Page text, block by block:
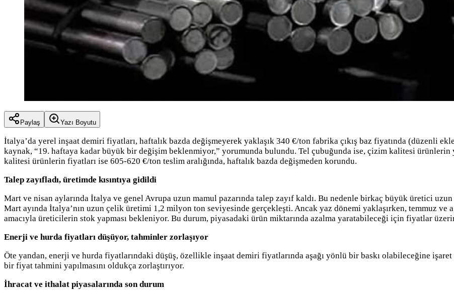
Paylaş Yazı Boyutu
İtalya’da yerel inşaat demiri fiyatları, haftalık bazda değişmeyerek yaklaşık 340 €/ton fabrika çıkış baz fiyatında (düzenli
kaynak, “19. haftaya kadar büyük bir değişim beklenmiyor,” yorumunda bulundu. Tel çubuğunda ise, çizim kalitesi ürünlerin
kalitesi ürünlerin fiyatları ise 605-620 €/ton teslim aralığında, haftalık bazda değişmeden korundu.
Talep zayıfladı, üretimde kısıntıya gidildi
Mart ve nisan aylarında İtalya ve genel Avrupa uzun mamul pazarında talep zayıf kaldı. Bu nedenle birkaç büyük üretici
Mart ayında İtalya’nın uzun çelik üretimi 1,2 milyon ton seviyesinde gerçekleşti. Ancak yaz dönemi yaklaşırken, temmuz ve
amacıyla üreticilerin stok yapması bekleniyor. Bu durum, piyasadaki ürün miktarında azalma yaratabileceği için fiyatlar
Enerji ve hurda fiyatları düşüyor, tahminler zorlaşıyor
Öte yandan, enerji ve hurda fiyatlarındaki düşüş, özellikle inşaat demiri fiyatlarında aşağı yönlü bir baskı olabileceğine
bir fiyat tahmini yapılmasını oldukça zorlaştırıyor.
İhracat ve ithalat piyasalarında son durum